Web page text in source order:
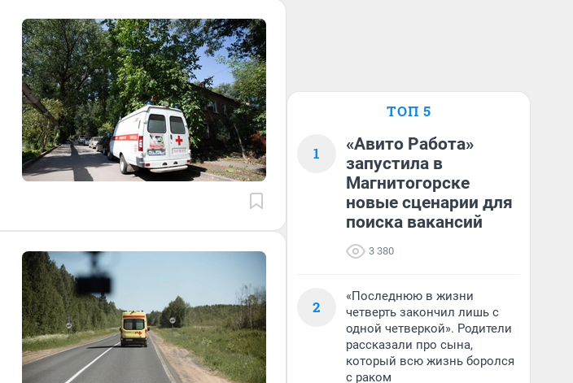
ТОП 5
1
«Авито Работа»
запустила в
Магнитогорске
новые сценарии для
поиска вакансий
3 380
2
«Последнюю в жизни
четверть закончил лишь с
одной четверкой». Родители
рассказали про сына,
который всю жизнь боролся
с раком